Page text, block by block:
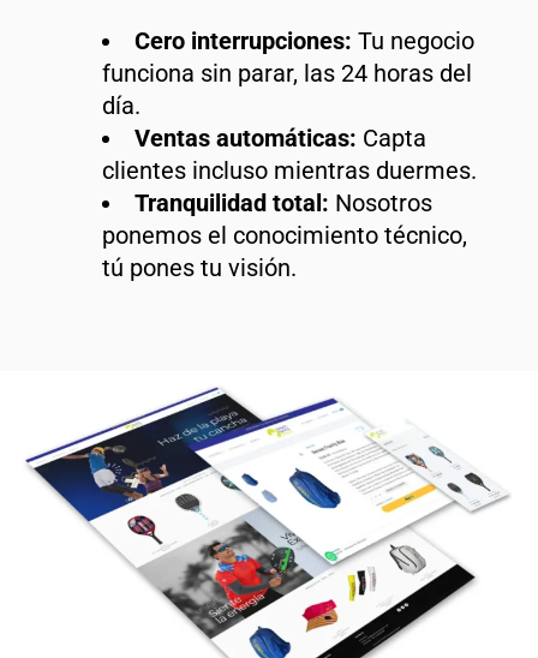
Cero interrupciones: Tu negocio
funciona sin parar, las 24 horas del
día.
Ventas automáticas: Capta
clientes incluso mientras duermes.
Tranquilidad total: Nosotros
ponemos el conocimiento técnico,
tú pones tu visión.